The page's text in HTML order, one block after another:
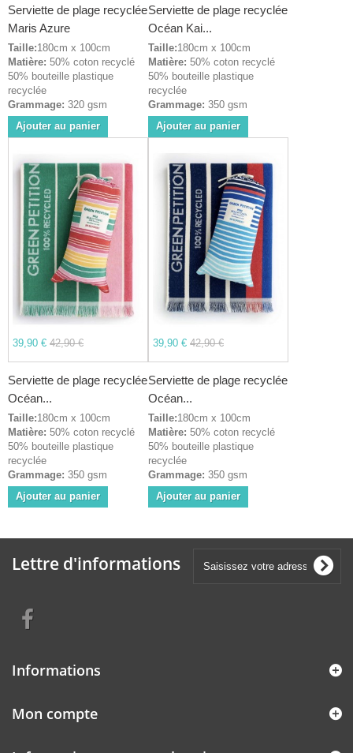
Serviette de plage recyclée
Maris Azure
Taille:180cm x 100cm
Matière: 50% coton recyclé
50% bouteille plastique
recyclée
Grammage: 320 gsm
Ajouter au panier
Serviette de plage recyclée
Océan Kai...
Taille:180cm x 100cm
Matière: 50% coton recyclé
50% bouteille plastique
recyclée
Grammage: 350 gsm
Ajouter au panier
39,90 € 42,90 €
Serviette de plage recyclée
Océan...
Taille:180cm x 100cm
Matière: 50% coton recyclé
50% bouteille plastique
recyclée
Grammage: 350 gsm
Ajouter au panier
39,90 € 42,90 €
Serviette de plage recyclée
Océan...
Taille:180cm x 100cm
Matière: 50% coton recyclé
50% bouteille plastique
recyclée
Grammage: 350 gsm
Ajouter au panier
Lettre d'informations
Informations
Mon compte